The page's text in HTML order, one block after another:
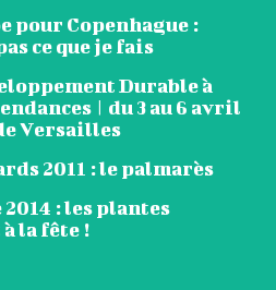
pour Copenhague :
ce que je fais
Durable à
| du 3 au 6 avril
Versailles
2011 : le palmarès
: les plantes
la fête !